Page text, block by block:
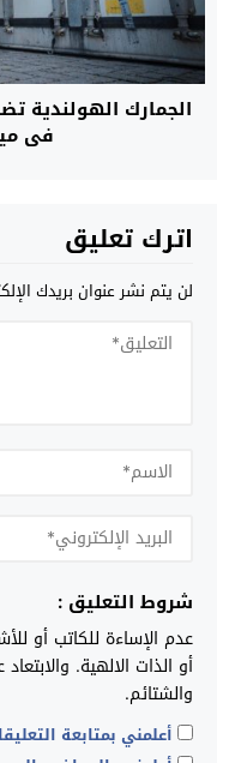
في
اترك تعليق
لن يتم نشر عنوان بريدك
شروط التعليق :
عدم الإساءة للكاتب أو
أو الذات الالهية.
والشتائم.
أعلمني بمتابعة